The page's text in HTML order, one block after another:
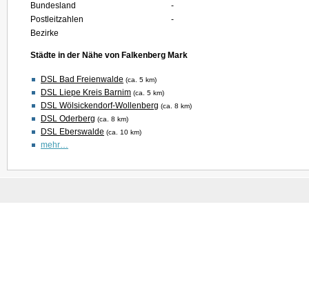
Bundesland
-
Postleitzahlen
-
Bezirke
Städte in der Nähe von Falkenberg Mark
DSL Bad Freienwalde (ca. 5 km)
DSL Liepe Kreis Barnim (ca. 5 km)
DSL Wölsickendorf-Wollenberg (ca. 8 km)
DSL Oderberg (ca. 8 km)
DSL Eberswalde (ca. 10 km)
mehr…